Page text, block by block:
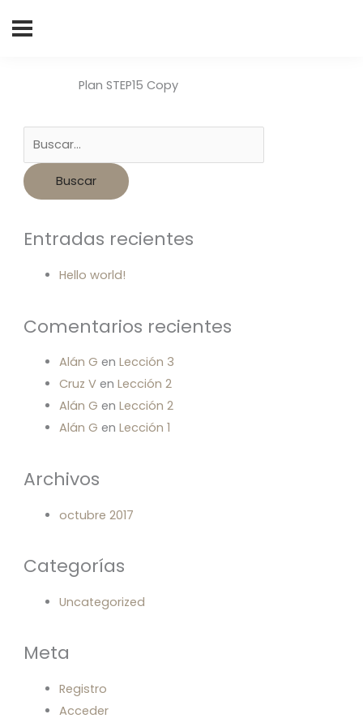
por:
Entradas recientes
Hello world!
Comentarios recientes
Alán G en Lección 3
Cruz Ven Lección 2
Alán G en Lección 2
Alán G en Lección 1
Archivos
octubre 2017
Categorías
Uncategorized
Meta
Registro
Acceder
Plan STEP15 Copy